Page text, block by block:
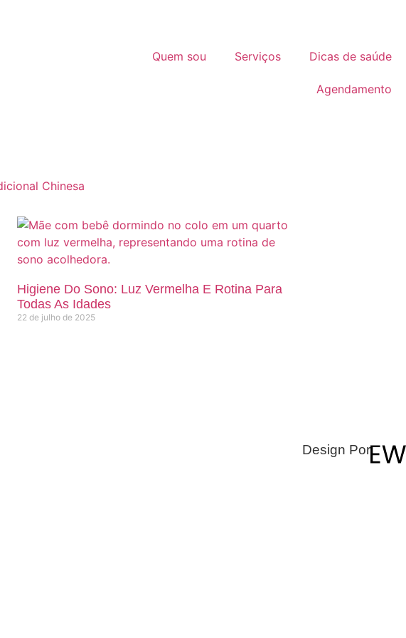
Quem sou
Serviços Dicas de saúde
Agendamento
Chinesa
Higiene Do Sono: Luz Vermelha E Rotina Para
Todas As Idades
22 de julho de 2025
Design Por